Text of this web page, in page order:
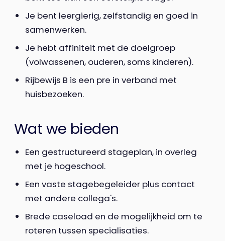
Je bent leergierig, zelfstandig en goed in
samenwerken.
Je hebt affiniteit met de doelgroep
(volwassenen, ouderen, soms kinderen).
Rijbewijs B is een pre in verband met
huisbezoeken.
Wat we bieden
Een gestructureerd stageplan, in overleg
met je hogeschool.
Een vaste stagebegeleider plus contact
met andere collega's.
Brede caseload en de mogelijkheid om te
roteren tussen specialisaties.